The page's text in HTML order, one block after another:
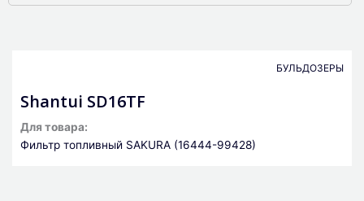
БУЛЬДОЗЕРЫ
Shantui SD16TF
Для товара:
Фильтр топливный SAKURA (16444-99428)